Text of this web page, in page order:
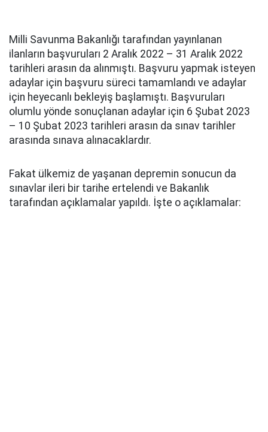
Milli Savunma Bakanlığı tarafından yayınlanan
ilanların başvuruları 2 Aralık 2022 – 31 Aralık 2022
tarihleri arasın da alınmıştı. Başvuru yapmak isteyen
adaylar için başvuru süreci tamamlandı ve adaylar
için heyecanlı bekleyiş başlamıştı. Başvuruları
olumlu yönde sonuçlanan adaylar için 6 Şubat 2023
– 10 Şubat 2023 tarihleri arasın da sınav tarihler
arasında sınava alınacaklardır.
Fakat ülkemiz de yaşanan depremin sonucun da
sınavlar ileri bir tarihe ertelendi ve Bakanlık
tarafından açıklamalar yapıldı. İşte o açıklamalar: